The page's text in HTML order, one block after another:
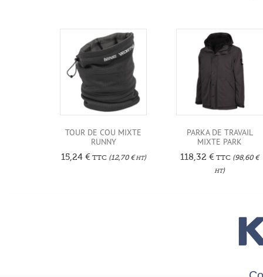
TOUR DE COU MIXTE
RUNNY
15,24 €TTC(12,70 €HT)
PARKA DE TRAVAIL
MIXTE PARK
118,32€ TTC (98,60 €
HT)